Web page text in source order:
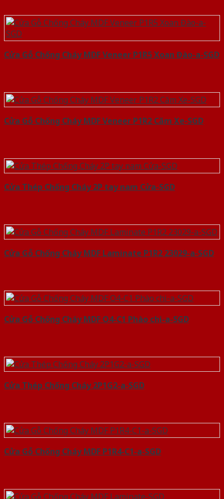
Cửa Gỗ Chống Cháy MDF Veneer P1R5 Xoan Đào-a-SGD
Cửa Gỗ Chống Cháy MDF Veneer P1R2 Căm Xe-SGD
Cửa Thép Chống Cháy 2P tay nam Cửa-SGD
Cửa Gỗ Chống Cháy MDF Laminate P1R2 23029-a-SGD
Cửa Gỗ Chống Cháy MDF O4-C1 Phào chi-a-SGD
Cửa Thép Chống Cháy 2P1G2-a-SGD
Cửa Gỗ Chống Cháy MDF P1R4-C1-a-SGD